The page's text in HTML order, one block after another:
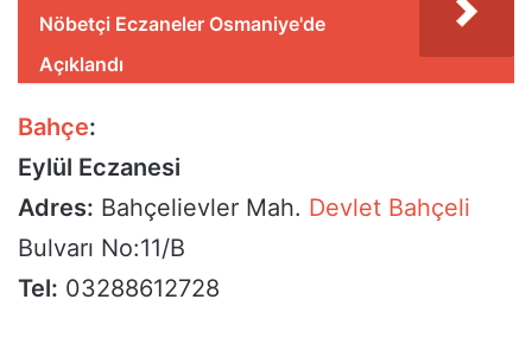
Nöbetçi Eczaneler Osmaniye'de
Açıklandı
Bahçe:
Eylül Eczanesi
Adres: Bahçelievler Mah. Devlet Bahçeli
Bulvarı No:11/B
Tel: 03288612728